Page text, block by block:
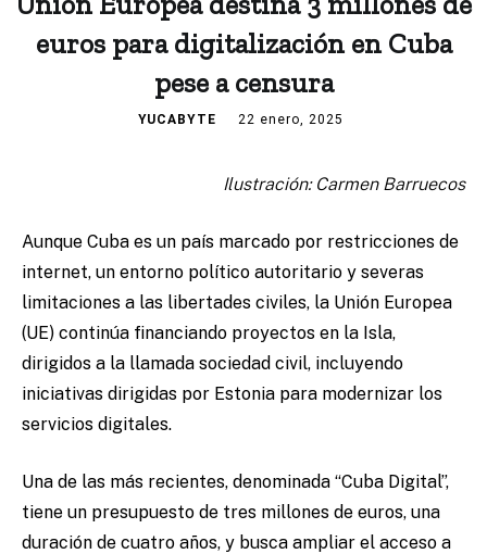
euros para digitalización en Cuba
pese a censura
YUCABYTE 22 enero, 2025
Ilustración: Carmen Barruecos
Aunque Cuba es un país marcado por restricciones de
internet, un entorno político autoritario y severas
limitaciones a las libertades civiles, la Unión Europea
(UE) continúa financiando proyectos en la Isla,
dirigidos a la llamada sociedad civil, incluyendo
iniciativas dirigidas por Estonia para modernizar los
servicios digitales.
Una de las más recientes, denominada “Cuba Digital”,
tiene un presupuesto de tres millones de euros, una
duración de cuatro años, y busca ampliar el acceso a